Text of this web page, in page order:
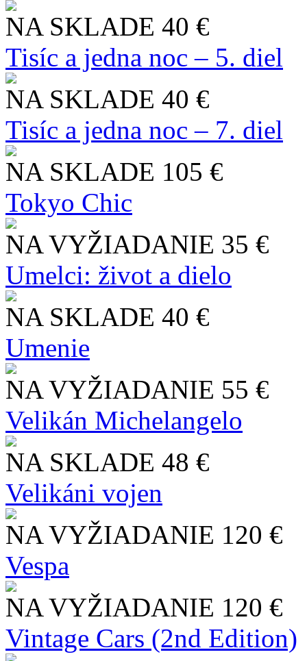
NA SKLADE 40 €
Tisíc a jedna noc – 5. diel
NA SKLADE 40 €
Tisíc a jedna noc – 7. diel
NA SKLADE 105 €
Tokyo Chic
NA VYŽIADANIE 35 €
Umelci: život a dielo
NA SKLADE 40 €
Umenie
NA VYŽIADANIE 55 €
Velikán Michelangelo
NA SKLADE 48 €
Velikáni vojen
NA VYŽIADANIE 120 €
Vespa
NA VYŽIADANIE 120 €
Vintage Cars (2nd Edition)